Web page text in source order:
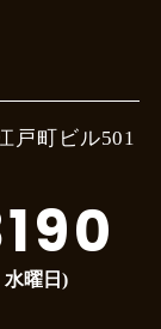
戸町ビル501
曜日)